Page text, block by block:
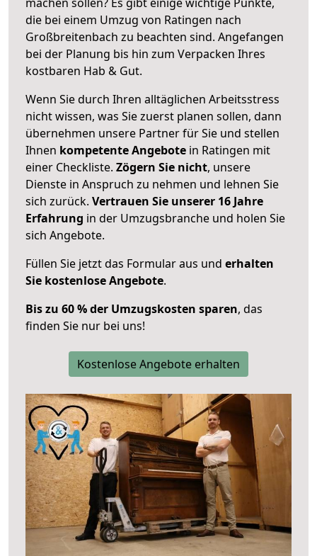
die bei einem Umzug von Ratingen nach
Großbreitenbach zu beachten sind. Angefangen
bei der Planung bis hin zum Verpacken Ihres
kostbaren Hab & Gut.
Wenn Sie durch Ihren alltäglichen Arbeitsstress
nicht wissen, was Sie zuerst planen sollen, dann
übernehmen unsere Partner für Sie und stellen
Ihnen kompetente Angebote in Ratingen mit
einer Checkliste. Zögern Sie nicht, unsere
Dienste in Anspruch zu nehmen und lehnen Sie
sich zurück. Vertrauen Sie unserer 16 Jahre
Erfahrung in der Umzugsbranche und holen Sie
sich Angebote.
Füllen Sie jetzt das Formular aus und erhalten
Sie kostenlose Angebote.
Bis zu 60 % der Umzugskosten sparen, das
finden Sie nur bei uns!
Kostenlose Angebote erhalten